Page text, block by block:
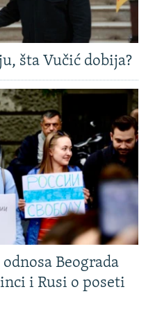
šta Vučić dobija?
Beograda
i Rusi o poseti